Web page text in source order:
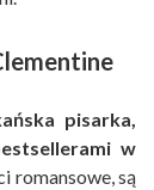
pisarka,
w
romansowe, są